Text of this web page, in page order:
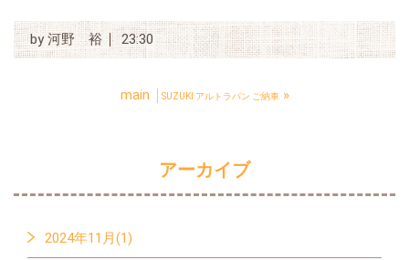
by河野 裕 23:30
main SUZUKI アルトラパン ご納車»
アーカイブ
2024年11月(1)